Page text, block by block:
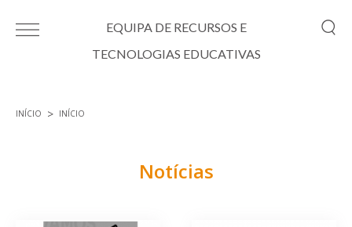
EQUIPA DE RECURSOS E
TECNOLOGIAS EDUCATIVAS
INÍCIO INÍCIO
Notícias